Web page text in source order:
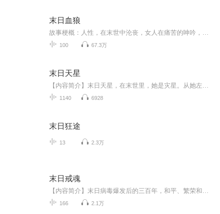
末日血狼
100 67.3万
末日天星
1140 6928
末日狂途
13 2.3万
末日戒魂
166 2.1万